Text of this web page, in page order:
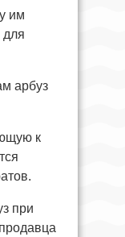
им
для
арбуз
к
при